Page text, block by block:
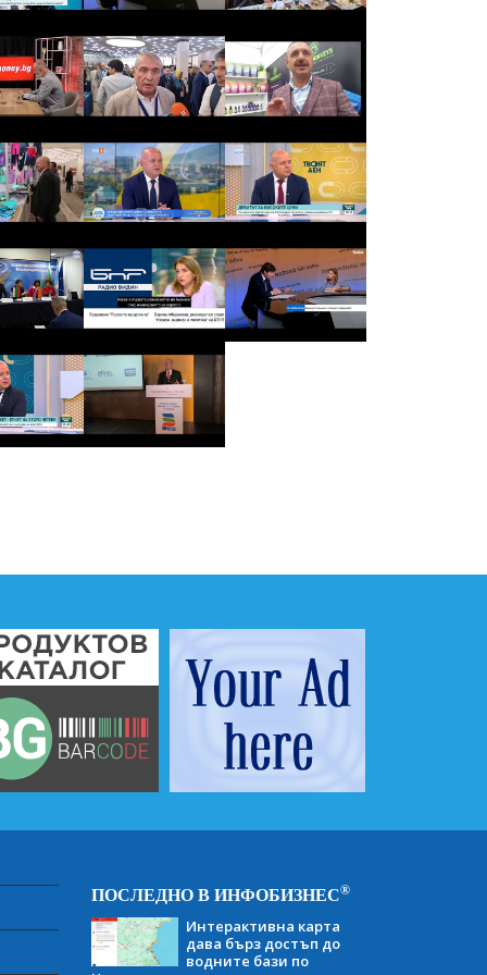
ПОСЛЕДНО В ИНФОБИЗНЕС®
Интерактивна карта
дава бърз достъп до
водните бази по